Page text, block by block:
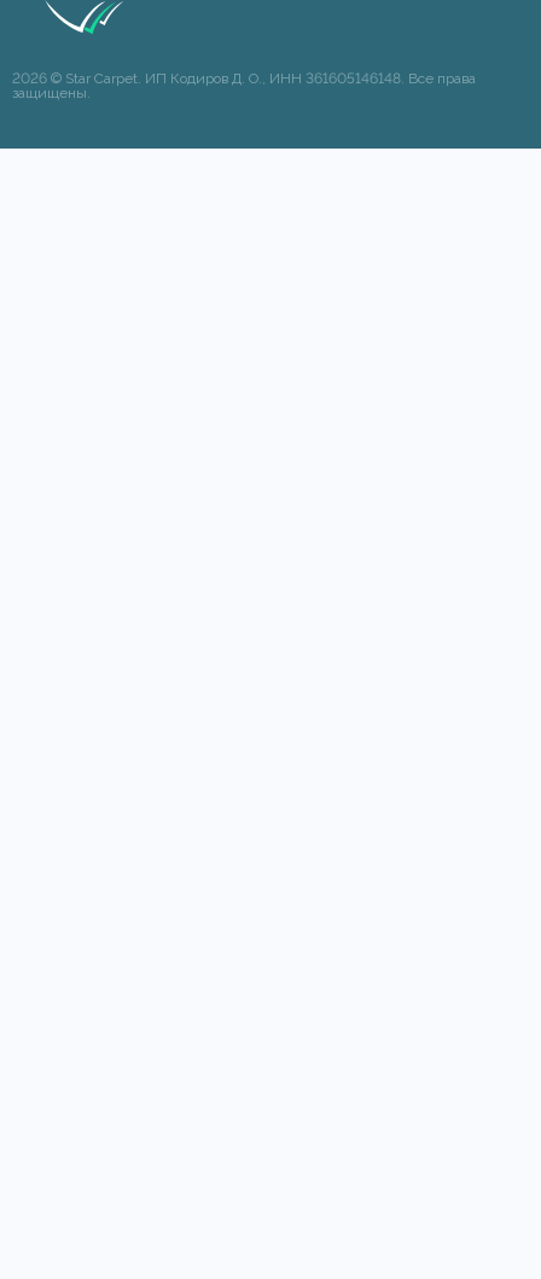
2026 © Star Carpet. ИП Кодиров Д. О., ИНН 361605146148. Все права
защищены.